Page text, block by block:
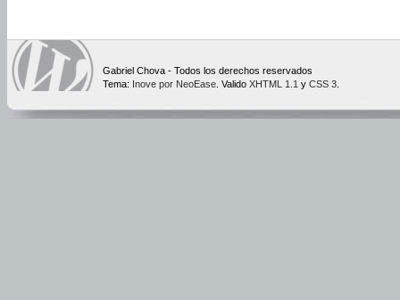
Gabriel Chova - Todos los derechos reservados
Tema: Inove por NeoEase . Valido XHTML 1.1 y CSS 3